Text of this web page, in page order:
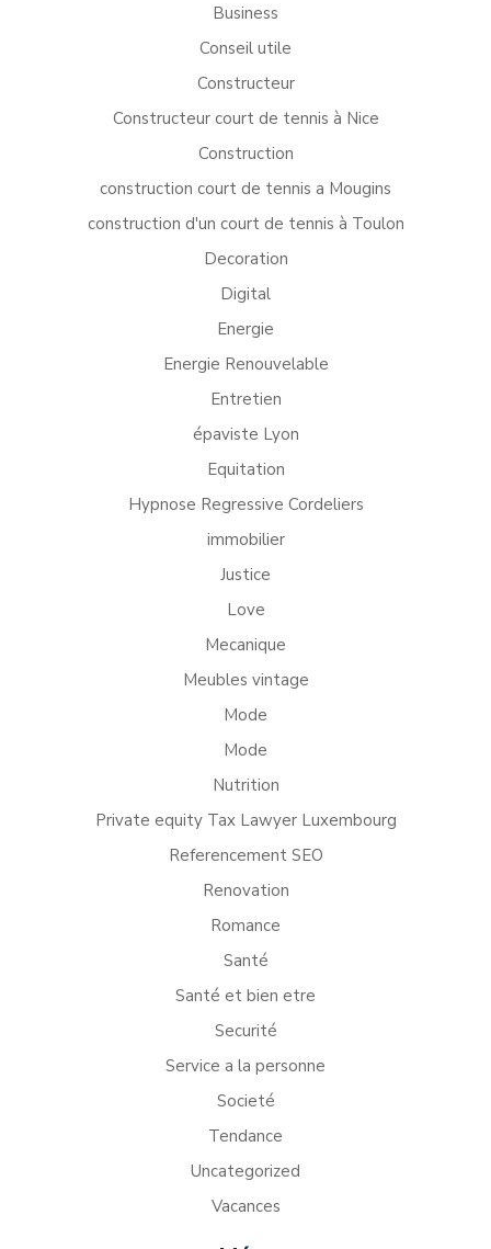
Business
Conseil utile
Constructeur
Constructeur court de tennis à Nice
Construction
construction court de tennis a Mougins
construction d'un court de tennis à Toulon
Decoration
Digital
Energie
Energie Renouvelable
Entretien
épaviste Lyon
Equitation
Hypnose Regressive Cordeliers
immobilier
Justice
Love
Mecanique
Meubles vintage
Mode
Mode
Nutrition
Private equity Tax Lawyer Luxembourg
Referencement SEO
Renovation
Romance
Santé
Santé et bien etre
Securité
Service a la personne
Societé
Tendance
Uncategorized
Vacances